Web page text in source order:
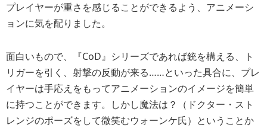
プレイヤーが重さを感じることができるよう、アニメーシ
ョンに気を配りました。
面白いもので、『CoD』シリーズであれば銃を構える、ト
リガーを引く、射撃の反動が来る……といった具合に、プレ
イヤーは手応えをもってアニメーションのイメージを簡単
に持つことができます。しかし魔法は？（ドクター・スト
レンジのポーズをして微笑むウォーンケ氏）ということか